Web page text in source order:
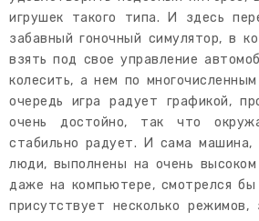
игрушек такого типа. И здесь
забавный гоночный симулятор, в
взять под свое управление
колесить, а нем по
очередь игра радует графикой,
очень достойно, так что
стабильно радует. И сама
люди, выполнены на очень
даже на компьютере, смотрелся бы
присутствует несколько